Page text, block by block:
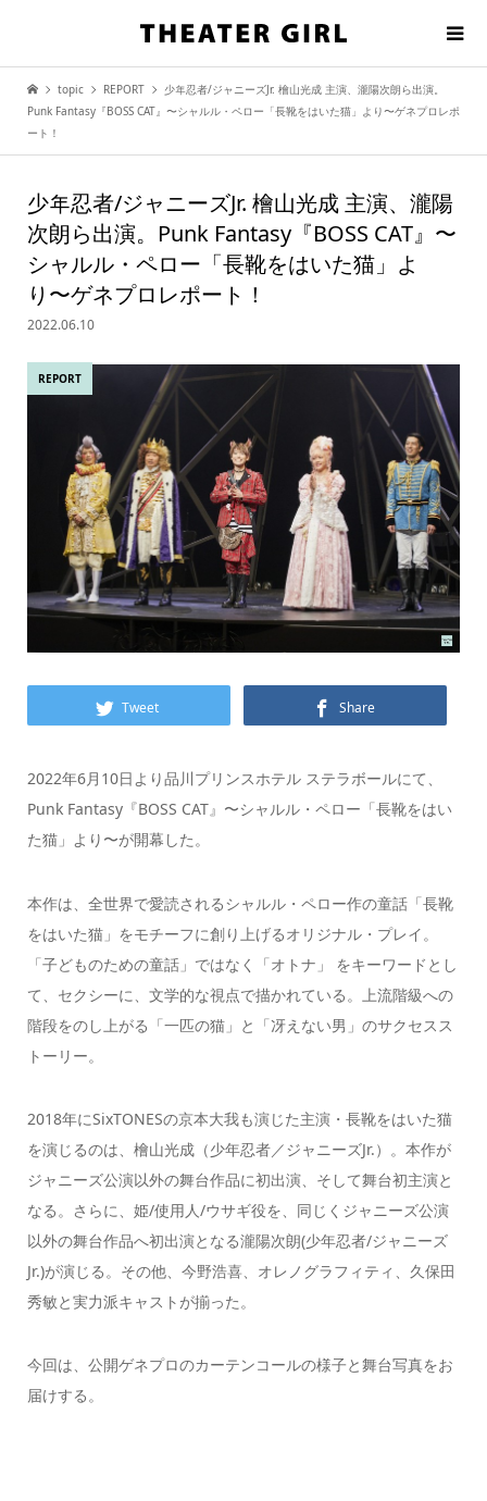
topic REPORT
少年忍者/ジャニーズJr. 檜山光成 主演、瀧陽次朗ら出演。
Punk Fantasy『BOSS CAT』〜シャルル・ペロー「長靴をはいた猫」より〜ゲネプロレポ
ート！
少年忍者/ジャニーズJr. 檜山光成 主演、瀧陽
次朗ら出演。Punk Fantasy『BOSS CAT』〜
シャルル・ペロー「長靴をはいた猫」よ
り〜ゲネプロレポート！
2022.06.10
REPORT
Tweet Share
2022年6月10日より品川プリンスホテル ステラボールにて、
Punk Fantasy『BOSS CAT』〜シャルル・ペロー「長靴をはい
た猫」より〜が開幕した。
本作は、全世界で愛読されるシャルル・ペロー作の童話「長靴
をはいた猫」をモチーフに創り上げるオリジナル・プレイ。
「子どものための童話」ではなく「オトナ」 をキーワードとし
て、セクシーに、文学的な視点で描かれている。上流階級への
階段をのし上がる「一匹の猫」と「冴えない男」のサクセスス
トーリー。
2018年にSixTONESの京本大我も演じた主演・長靴をはいた猫
を演じるのは、檜山光成（少年忍者／ジャニーズJr.）。本作が
ジャニーズ公演以外の舞台作品に初出演、そして舞台初主演と
なる。さらに、姫/使用人/ウサギ役を、同じくジャニーズ公演
以外の舞台作品へ初出演となる瀧陽次朗(少年忍者/ジャニーズ
Jr.)が演じる。その他、今野浩喜、オレノグラフィティ、久保田
秀敏と実力派キャストが揃った。
今回は、公開ゲネプロのカーテンコールの様子と舞台写真をお
届けする。